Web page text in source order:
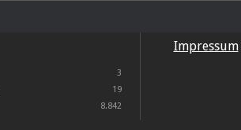
3
19
8.842
Impressum